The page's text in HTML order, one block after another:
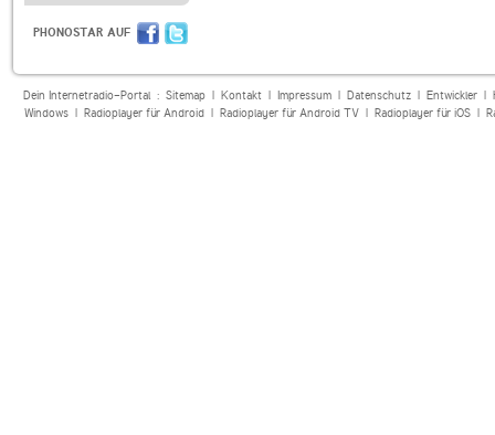
PHONOSTAR AUF
Dein Internetradio-Portal : Sitemap| Kontakt| Impressum| Datenschutz| Entwickler|
Windows| Radioplayer für Android| Radioplayer für Android TV| Radioplayer für iOS|